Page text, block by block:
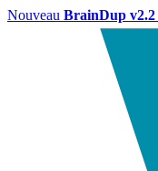
Nouveau BrainDup v2.2